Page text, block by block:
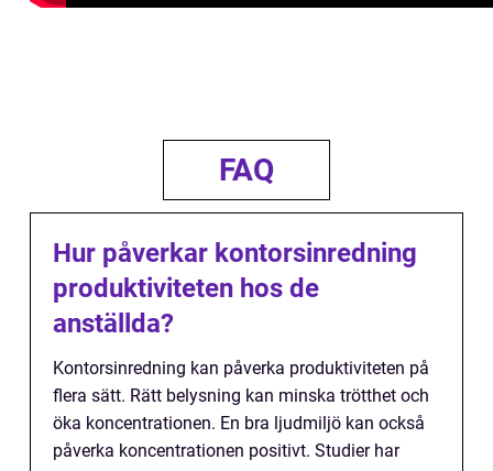
FAQ
Hur påverkar kontorsinredning
produktiviteten hos de
anställda?
Kontorsinredning kan påverka produktiviteten på
flera sätt. Rätt belysning kan minska trötthet och
öka koncentrationen. En bra ljudmiljö kan också
påverka koncentrationen positivt. Studier har